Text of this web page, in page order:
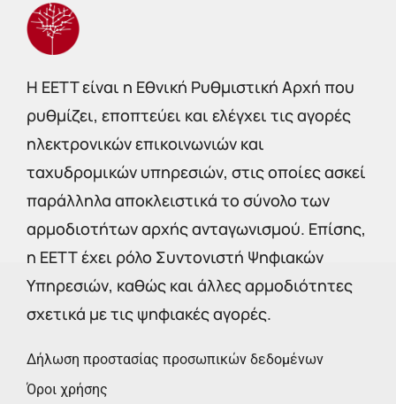
Η EETT είναι η Εθνική Ρυθμιστική Αρχή που
ρυθμίζει, εποπτεύει και ελέγχει τις αγορές
ηλεκτρονικών επικοινωνιών και
ταχυδρομικών υπηρεσιών, στις οποίες ασκεί
παράλληλα αποκλειστικά το σύνολο των
αρμοδιοτήτων αρχής ανταγωνισμού. Επίσης,
η ΕΕΤΤ έχει ρόλο Συντονιστή Ψηφιακών
Υπηρεσιών, καθώς και άλλες αρμοδιότητες
σχετικά με τις ψηφιακές αγορές.
Δήλωση προστασίας προσωπικών δεδομένων
Όροι χρήσης